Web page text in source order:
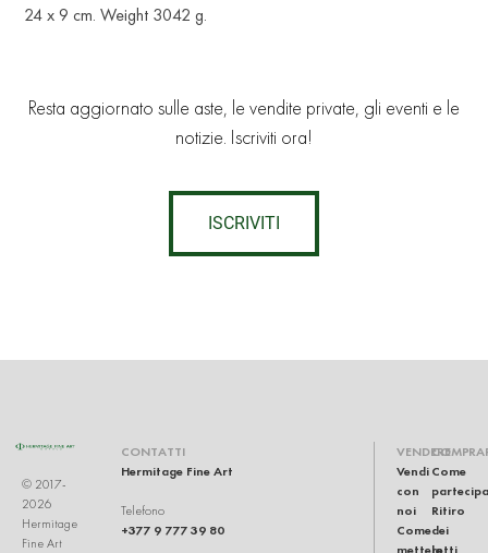
24 x 9 cm. Weight 3042 g.
Resta aggiornato sulle aste, le vendite private, gli eventi e le
notizie. Iscriviti ora!
ISCRIVITI
© 2017-
2026
Hermitage
Fine Art
CONTATTI
Hermitage Fine Art
Telefono
+377 9 777 39 80
VENDERE
Vendi
con
noi
Come
mettere
Come
Ritiro
dei
lotti